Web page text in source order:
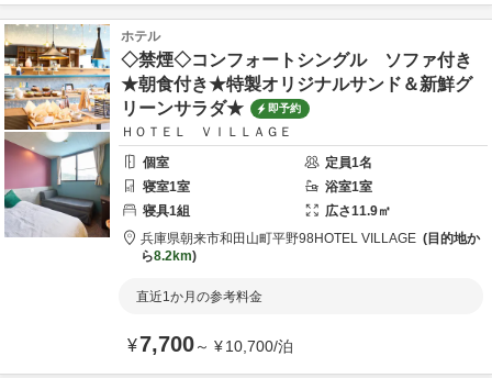
ホテル
◇禁煙◇コンフォートシングル ソファ付き
★朝食付き★特製オリジナルサンド＆新鮮グ
リーンサラダ★
即予約
ＨＯＴＥＬ ＶＩＬＬＡＧＥ
個室
定員1名
寝室1室 浴室1室
寝具1組 広さ11.9㎡
兵庫県朝来市和田山町平野98HOTEL VILLAGE
目的地か
ら8.2km
直近1か月の参考料金
¥7,700～ ¥10,700/泊